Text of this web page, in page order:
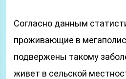
Согласно данным
проживающие в
подвержены такому
живет в сельской